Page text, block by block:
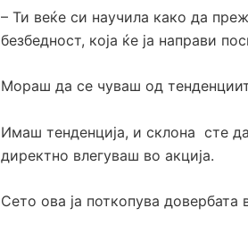
– Ти веќе си научила како да
безбедност, која ќе ја направи
Мораш да се чуваш од
Имаш тенденција, и склона сте
директно влегуваш во акција.
Сето ова ја поткопува